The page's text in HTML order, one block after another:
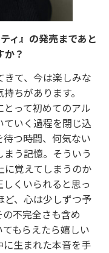
ィ』の発売まであと
？
て、今は楽しみな
ちがあります。
とって初めてのアル
いく過程を閉じ込
つ時間、何気ない
う記憶。そういう
に覚えてしまうのか
くいられると思っ
ど、心は少しずつ予
不完全さも含め
もらえたら嬉しい
生まれた本音を手